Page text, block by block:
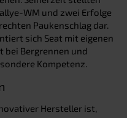
WM und zwei Erfolge
Paukenschlag dar.
sich Seat mit eigenen
Bergrennen und
Kompetenz.
Hersteller ist,